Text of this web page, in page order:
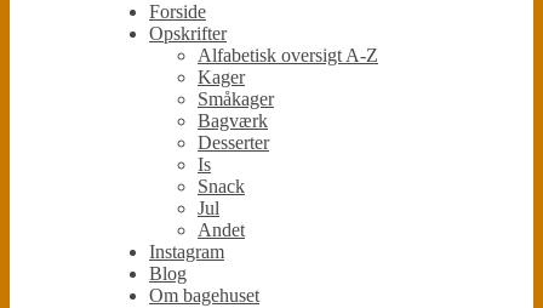
Forside
Opskrifter
Alfabetisk oversigt A-Z
Kager
Småkager
Bagværk
Desserter
Is
Snack
Jul
Andet
Instagram
Blog
Om bagehuset